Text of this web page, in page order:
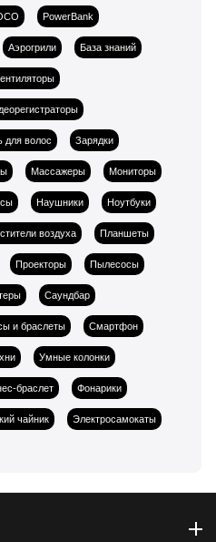
PowerBank
Аэрогрили База знаний
для волос Зарядки
Массажеры Мониторы
Наушники Ноутбуки
воздуха Планшеты
Проекторы Пылесосы
Саундбар
и браслеты Смартфон
Умные колонки
браслет Фонарики
чайник Электросамокаты